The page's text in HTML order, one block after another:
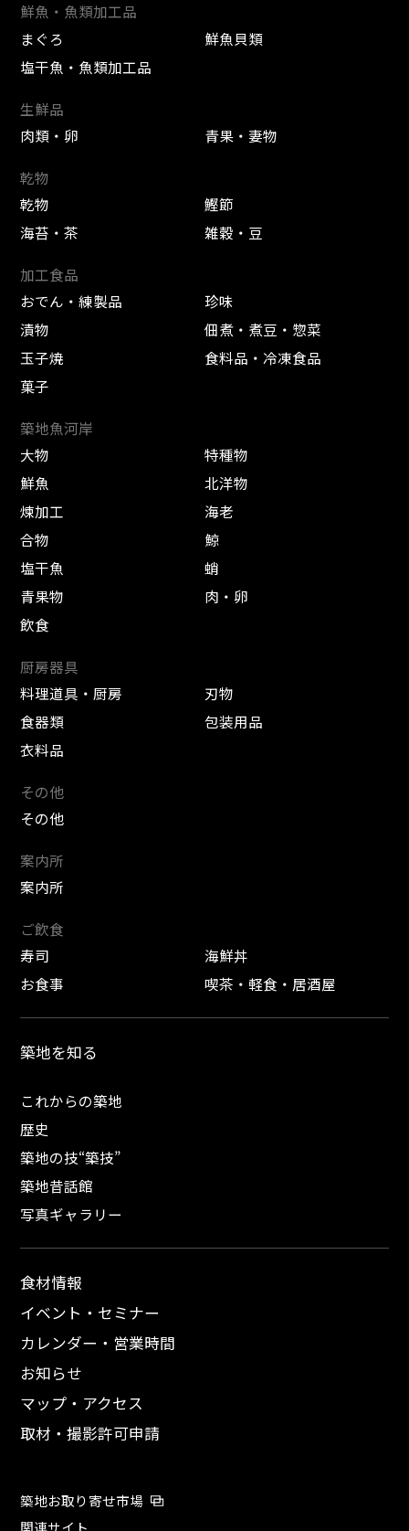
鮮魚・魚類加工品
まぐろ
鮮魚貝類
塩干魚・魚類加工品
生鮮品
肉類・卵
青果・妻物
乾物
乾物
鰹節
海苔・茶
雑穀・豆
加工食品
おでん・練製品
珍味
漬物
佃煮・煮豆・惣菜
玉子焼
食料品・冷凍食品
菓子
築地魚河岸
大物
特種物
鮮魚
北洋物
煉加工
海老
合物
鯨
塩干魚
蛸
青果物
肉・卵
飲食
厨房器具
料理道具・厨房
刃物
食器類
包装用品
衣料品
その他
その他
案内所
案内所
ご飲食
寿司
海鮮丼
お食事
喫茶・軽食・居酒屋
築地を知る
これからの築地
歴史
築地の技“築技”
築地昔話館
写真ギャラリー
食材情報
イベント・セミナー
カレンダー・営業時間
お知らせ
マップ・アクセス
取材・撮影許可申請
築地お取り寄せ市場
関連サイト